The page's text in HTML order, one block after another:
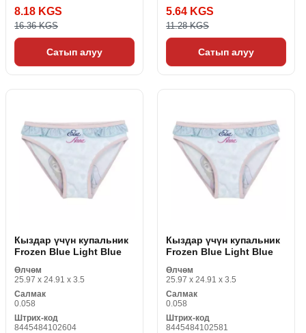
8.18 KGS
16.36 KGS
Сатып алуу
5.64 KGS
11.28 KGS
Сатып алуу
Кыздар үчүн купальник
Frozen Blue Light Blue
Өлчөм
25.97 x 24.91 x 3.5
Салмак
0.058
Штрих-код
8445484102604
Кыздар үчүн купальник
Frozen Blue Light Blue
Өлчөм
25.97 x 24.91 x 3.5
Салмак
0.058
Штрих-код
8445484102581